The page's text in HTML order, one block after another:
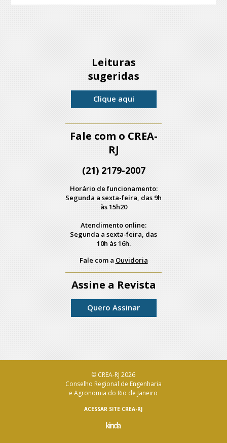
Leituras
sugeridas
Clique aqui
Fale com o CREA-
RJ
(21) 2179-2007
Horário de funcionamento:
Segunda a sexta-feira, das 9h
às 15h20
Atendimento online:
Segunda a sexta-feira, das
10h às 16h.
Fale com a Ouvidoria
Assine a Revista
Quero Assinar
© CREA-RJ 2026
Conselho Regional de Engenharia
e Agronomia do Rio de Janeiro
ACESSAR SITE CREA-RJ